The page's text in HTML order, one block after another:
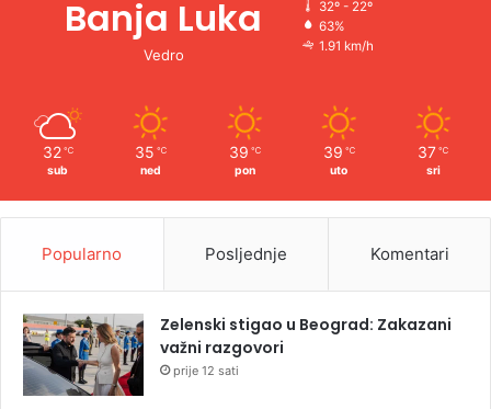
Banja Luka
Vedro
32º - 22º
63%
1.91 km/h
32 ℃
sub
35 ℃
ned
39 ℃
pon
39 ℃
uto
37 ℃
sri
Popularno Posljednje Komentari
Zelenski stigao u Beograd: Zakazani
važni razgovori
prije 12 sati